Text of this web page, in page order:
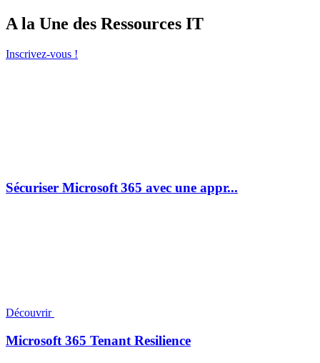
A la Une des Ressources IT
Inscrivez-vous !
Sécuriser Microsoft 365 avec une appr...
Découvrir
Microsoft 365 Tenant Resilience